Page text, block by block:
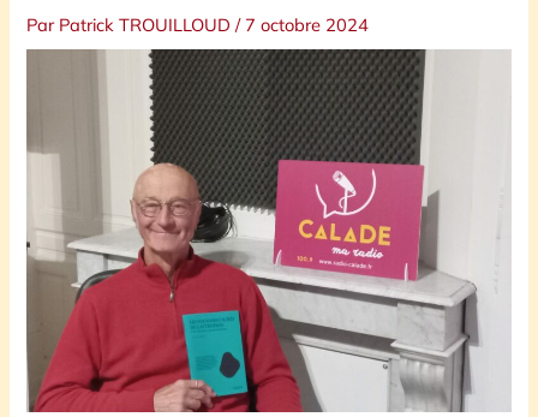
Par Patrick TROUILLOUD/ 7 octobre 2024